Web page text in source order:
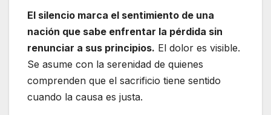
El silencio marca el sentimiento de una
nación que sabe enfrentar la pérdida sin
renunciar a sus principios. El dolor es visible.
Se asume con la serenidad de quienes
comprenden que el sacrificio tiene sentido
cuando la causa es justa.